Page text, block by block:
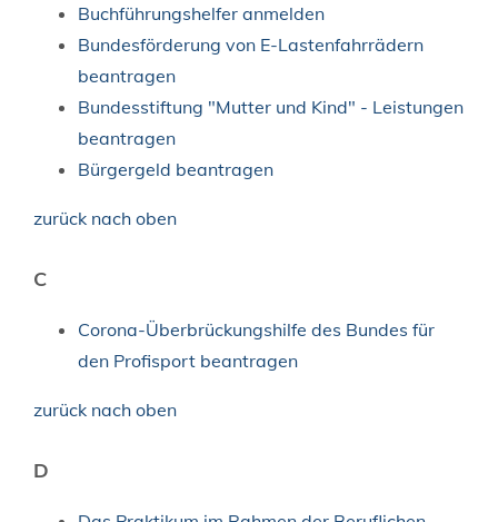
Buchführungshelfer anmelden
Bundesförderung von E-Lastenfahrrädern
beantragen
Bundesstiftung "Mutter und Kind" - Leistungen
beantragen
Bürgergeld beantragen
zurück nach oben
C
Corona-Überbrückungshilfe des Bundes für
den Profisport beantragen
zurück nach oben
D